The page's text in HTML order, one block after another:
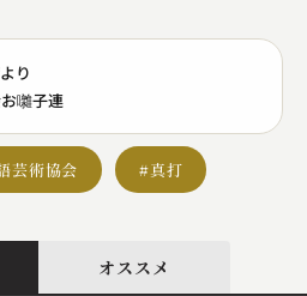
り
囃子連
芸術協会 #真打
オススメ